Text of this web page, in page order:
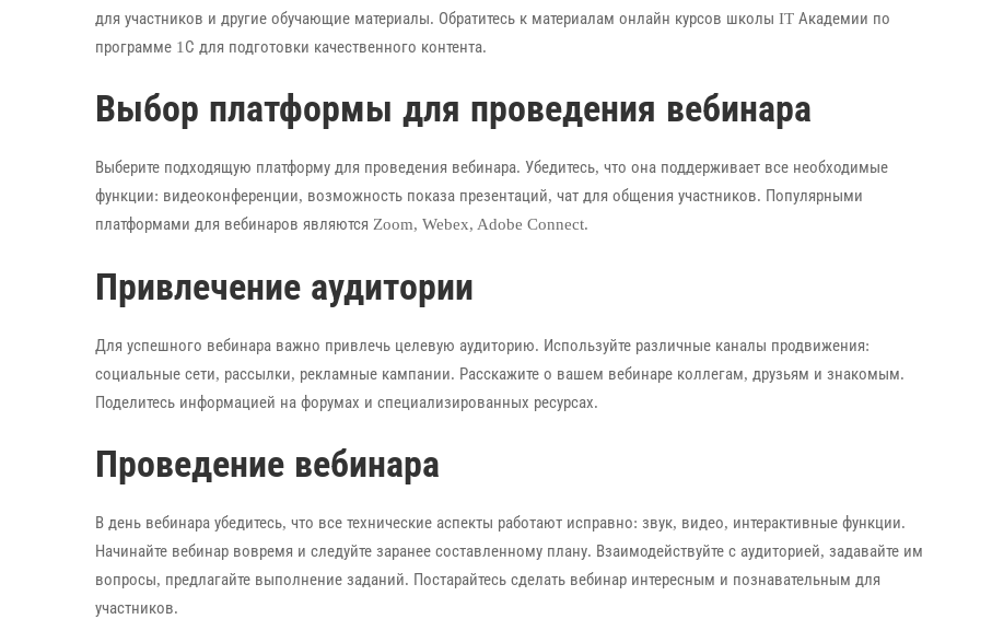
для участников и другие обучающие материалы. Обратитесь к материалам онлайн курсов школы IT Академии по
программе 1С для подготовки качественного контента.
Выбор платформы для проведения вебинара
Выберите подходящую платформу для проведения вебинара. Убедитесь, что она поддерживает все необходимые
функции: видеоконференции, возможность показа презентаций, чат для общения участников. Популярными
платформами для вебинаров являются Zoom, Webex, Adobe Connect.
Привлечение аудитории
Для успешного вебинара важно привлечь целевую аудиторию. Используйте различные каналы продвижения:
социальные сети, рассылки, рекламные кампании. Расскажите о вашем вебинаре коллегам, друзьям и знакомым.
Поделитесь информацией на форумах и специализированных ресурсах.
Проведение вебинара
В день вебинара убедитесь, что все технические аспекты работают исправно: звук, видео, интерактивные функции.
Начинайте вебинар вовремя и следуйте заранее составленному плану. Взаимодействуйте с аудиторией, задавайте им
вопросы, предлагайте выполнение заданий. Постарайтесь сделать вебинар интересным и познавательным для
участников.